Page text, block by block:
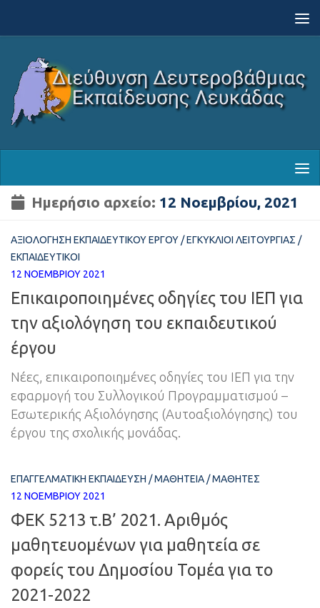
Ημερήσιο αρχείο: 12 Νοεμβρίου, 2021
ΑΞΙΟΛΌΓΗΣΗ ΕΚΠΑΙΔΕΥΤΙΚΟΎ ΈΡΓΟΥ /ΕΓΚΎΚΛΙΟΙ ΛΕΙΤΟΥΡΓΊΑΣ /
ΕΚΠΑΙΔΕΥΤΙΚΟΊ
12 ΝΟΕΜΒΡΊΟΥ 2021
Επικαιροποιημένες οδηγίες του ΙΕΠ για
την αξιολόγηση του εκπαιδευτικού
έργου
Νέες, επικαιροποιημένες οδηγίες του ΙΕΠ για την
εφαρμογή του Συλλογικού Προγραμματισμού –
Εσωτερικής Αξιολόγησης (Αυτοαξιολόγησης) του
έργου της σχολικής μονάδας.
ΕΠΑΓΓΕΛΜΑΤΙΚΉ ΕΚΠΑΊΔΕΥΣΗ /ΜΑΘΗΤΕΊΑ /ΜΑΘΗΤΈΣ
12 ΝΟΕΜΒΡΊΟΥ 2021
ΦΕΚ 5213 τ.Β’ 2021. Αριθμός
μαθητευομένων για μαθητεία σε
φορείς του Δημοσίου Τομέα για το
2021-2022